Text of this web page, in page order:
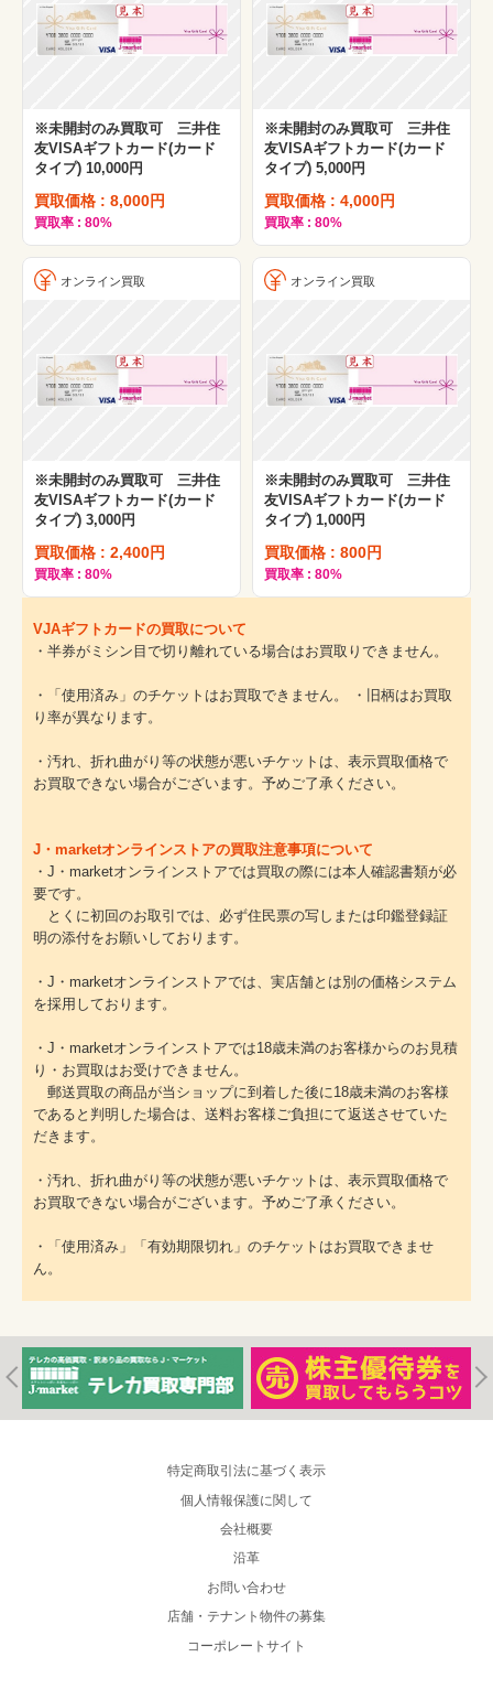
※未開封のみ買取可 三井住
友VISAギフトカード(カード
タイプ) 10,000円
買取価格 : 8,000円
買取率 : 80%
※未開封のみ買取可 三井住
友VISAギフトカード(カード
タイプ) 5,000円
買取価格 : 4,000円
買取率 : 80%
オンライン買取
※未開封のみ買取可 三井住
友VISAギフトカード(カード
タイプ) 3,000円
買取価格 : 2,400円
買取率 : 80%
オンライン買取
※未開封のみ買取可 三井住
友VISAギフトカード(カード
タイプ) 1,000円
買取価格 : 800円
買取率 : 80%
VJAギフトカードの買取について
・半券がミシン目で切り離れている場合はお買取りできません。
・「使用済み」のチケットはお買取できません。 ・旧柄はお買取
り率が異なります。
・汚れ、折れ曲がり等の状態が悪いチケットは、表示買取価格で
お買取できない場合がございます。予めご了承ください。
J・marketオンラインストアの買取注意事項について
・J・marketオンラインストアでは買取の際には本人確認書類が必
要です。
とくに初回のお取引では、必ず住民票の写しまたは印鑑登録証
明の添付をお願いしております。
・J・marketオンラインストアでは、実店舗とは別の価格システム
を採用しております。
・J・marketオンラインストアでは18歳未満のお客様からのお見積
り・お買取はお受けできません。
郵送買取の商品が当ショップに到着した後に18歳未満のお客様
であると判明した場合は、送料お客様ご負担にて返送させていた
だきます。
・汚れ、折れ曲がり等の状態が悪いチケットは、表示買取価格で
お買取できない場合がございます。予めご了承ください。
・「使用済み」「有効期限切れ」のチケットはお買取できませ
ん。
特定商取引法に基づく表示
個人情報保護に関して
会社概要
沿革
お問い合わせ
店舗・テナント物件の募集
コーポレートサイト